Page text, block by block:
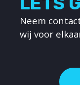
Neem
wij voor